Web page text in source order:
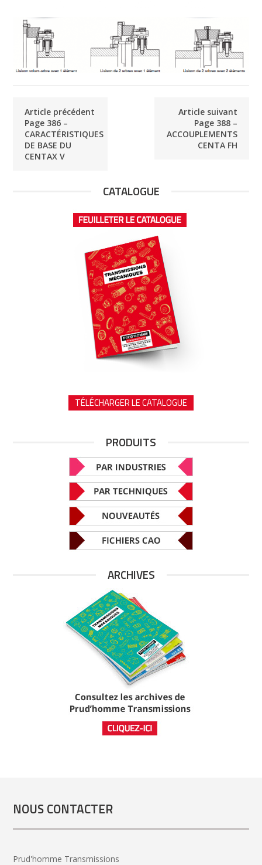
Article précédent
Page 386 –
CARACTÉRISTIQUES
DE BASE DU
CENTAX V
Article suivant
Page 388 –
ACCOUPLEMENTS
CENTA FH
CATALOGUE
TÉLÉCHARGER LE CATALOGUE
PRODUITS
ARCHIVES
NOUS CONTACTER
Prud'homme Transmissions